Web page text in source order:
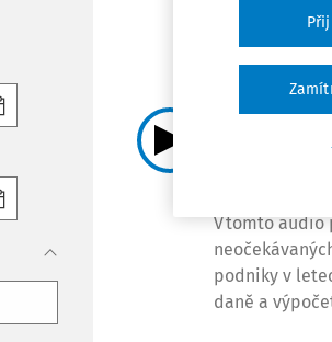
Portálu
Ještě
V tomto audio
podniky v
daně a